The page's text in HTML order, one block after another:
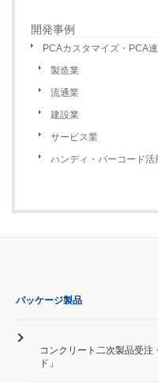
開発事例
PCAカスタマイズ・PCA
製造業
流通業
建設業
サービス業
ハンディ・バーコード活
パッケージ製品
コンクリート二次製品受注
ド」